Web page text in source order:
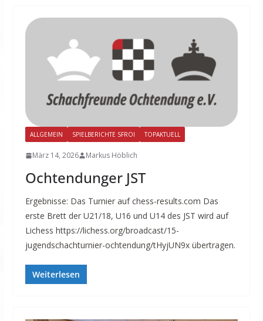
ALLGEMEIN SPIELBERICHTE SFROI TOPAKTUELL
März 14, 2026 Markus Höblich
Ochtendunger JST
Ergebnisse: Das Turnier auf chess-results.com Das
erste Brett der U21/18, U16 und U14 des JST wird auf
Lichess https://lichess.org/broadcast/15-
jugendschachturnier-ochtendung/tHyjUN9x übertragen.
Weiterlesen